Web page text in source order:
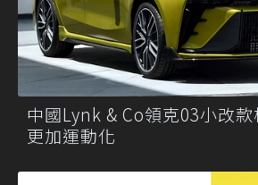
中國Lynk & Co領克03小改
更加運動化